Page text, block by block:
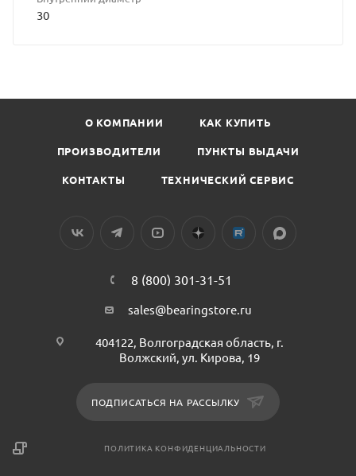
30
О КОМПАНИИ КАК КУПИТЬ
ПРОИЗВОДИТЕЛИ ПУНКТЫ ВЫДАЧИ
КОНТАКТЫ ТЕХНИЧЕСКИЙ СЕРВИС
8 (800) 301-31-51
sales@bearingstore.ru
404122, Волгоградская область, г.
Волжский, ул. Кирова, 19
ПОДПИСАТЬСЯ НА РАССЫЛКУ
ПОЛИТИКА КОНФИДЕНЦИАЛЬНОСТИ